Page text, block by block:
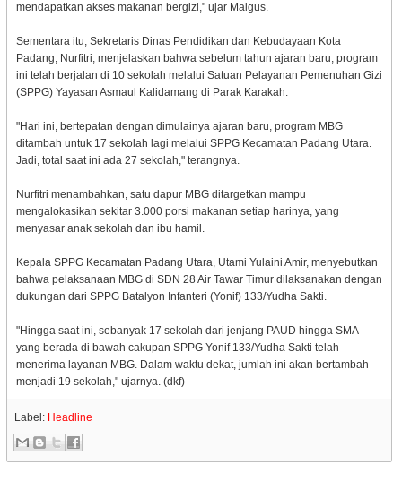
mendapatkan akses makanan bergizi," ujar Maigus.
Sementara itu, Sekretaris Dinas Pendidikan dan Kebudayaan Kota
Padang, Nurfitri, menjelaskan bahwa sebelum tahun ajaran baru, program
ini telah berjalan di 10 sekolah melalui Satuan Pelayanan Pemenuhan Gizi
(SPPG) Yayasan Asmaul Kalidamang di Parak Karakah.
"Hari ini, bertepatan dengan dimulainya ajaran baru, program MBG
ditambah untuk 17 sekolah lagi melalui SPPG Kecamatan Padang Utara.
Jadi, total saat ini ada 27 sekolah," terangnya.
Nurfitri menambahkan, satu dapur MBG ditargetkan mampu
mengalokasikan sekitar 3.000 porsi makanan setiap harinya, yang
menyasar anak sekolah dan ibu hamil.
Kepala SPPG Kecamatan Padang Utara, Utami Yulaini Amir, menyebutkan
bahwa pelaksanaan MBG di SDN 28 Air Tawar Timur dilaksanakan dengan
dukungan dari SPPG Batalyon Infanteri (Yonif) 133/Yudha Sakti.
"Hingga saat ini, sebanyak 17 sekolah dari jenjang PAUD hingga SMA
yang berada di bawah cakupan SPPG Yonif 133/Yudha Sakti telah
menerima layanan MBG. Dalam waktu dekat, jumlah ini akan bertambah
menjadi 19 sekolah," ujarnya. (dkf)
Label: Headline